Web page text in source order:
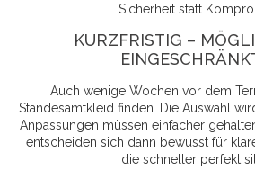
Sicherheit statt
KURZFRISTIG –
Auch wenige Wochen vor dem
Standesamtkleid finden. Die Auswahl
Anpassungen müssen einfacher
entscheiden sich dann bewusst für
die schneller perfekt